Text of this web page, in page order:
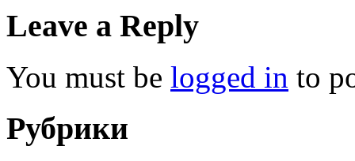
Leave a Reply
You must be logged in to
Рубрики